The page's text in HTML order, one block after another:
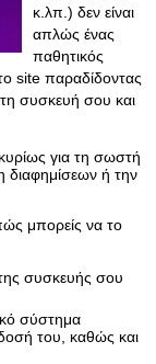
κ.λπ.) δεν είναι
απλώς ένας
παθητικός
site παραδίδοντας
συσκευή σου και
για τη σωστή
διαφημίσεων ή την
μπορείς να το
συσκευής σου
σύστημα
του, καθώς και